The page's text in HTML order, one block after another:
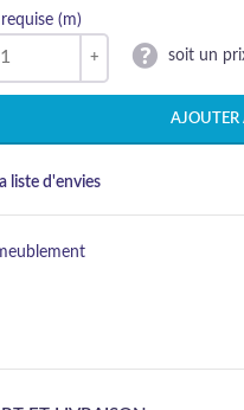
(m)
soit un
AJOUTER
liste d'envies